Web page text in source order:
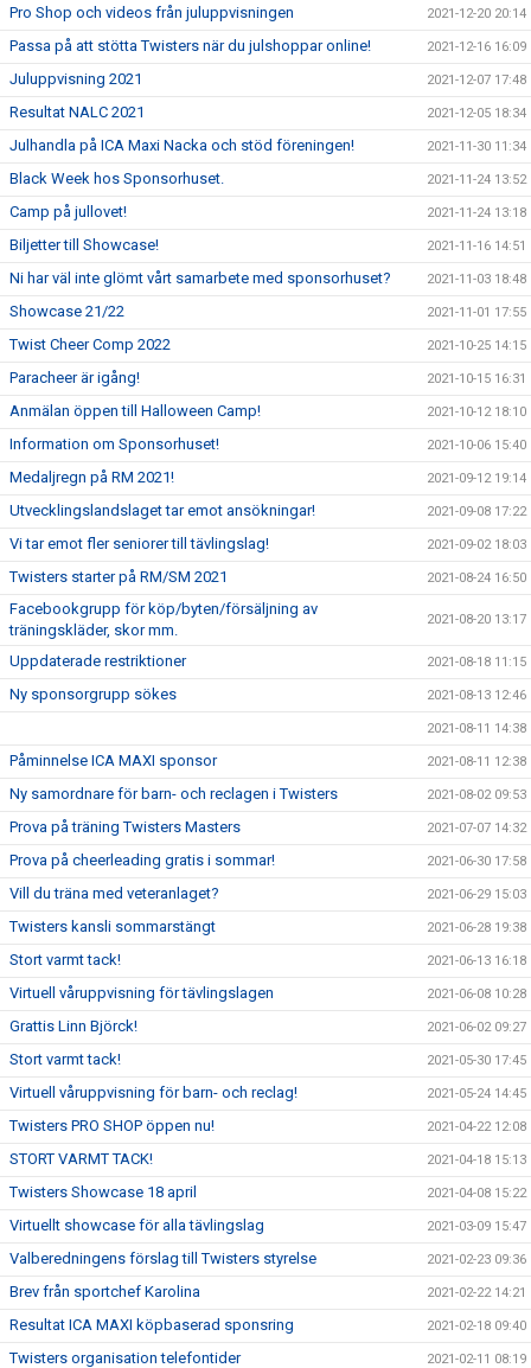
Pro Shop och videos från juluppvisningen 2021-12-20 20:14
Passa på att stötta Twisters när du julshoppar online! 2021-12-16 16:09
Juluppvisning 2021 2021-12-07 17:48
Resultat NALC 2021 2021-12-05 18:34
Julhandla på ICA Maxi Nacka och stöd föreningen! 2021-11-30 11:34
Black Week hos Sponsorhuset. 2021-11-24 13:52
Camp på jullovet! 2021-11-24 13:18
Biljetter till Showcase! 2021-11-16 14:51
Ni har väl inte glömt vårt samarbete med sponsorhuset? 2021-11-03 18:48
Showcase 21/22 2021-11-01 17:55
Twist Cheer Comp 2022 2021-10-25 14:15
Paracheer är igång! 2021-10-15 16:31
Anmälan öppen till Halloween Camp! 2021-10-12 18:10
Information om Sponsorhuset! 2021-10-06 15:40
Medaljregn på RM 2021! 2021-09-12 19:14
Utvecklingslandslaget tar emot ansökningar! 2021-09-08 17:22
Vi tar emot fler seniorer till tävlingslag! 2021-09-02 18:03
Twisters starter på RM/SM 2021 2021-08-24 16:50
Facebookgrupp för köp/byten/försäljning av
träningskläder, skor mm.
2021-08-20 13:17
Uppdaterade restriktioner 2021-08-18 11:15
Ny sponsorgrupp sökes 2021-08-13 12:46
2021-08-11 14:38
Påminnelse ICA MAXI sponsor 2021-08-11 12:38
Ny samordnare för barn- och reclagen i Twisters 2021-08-02 09:53
Prova på träning Twisters Masters 2021-07-07 14:32
Prova på cheerleading gratis i sommar! 2021-06-30 17:58
Vill du träna med veteranlaget? 2021-06-29 15:03
Twisters kansli sommarstängt 2021-06-28 19:38
Stort varmt tack! 2021-06-13 16:18
Virtuell våruppvisning för tävlingslagen 2021-06-08 10:28
Grattis Linn Björck! 2021-06-02 09:27
Stort varmt tack! 2021-05-30 17:45
Virtuell våruppvisning för barn- och reclag! 2021-05-24 14:45
Twisters PRO SHOP öppen nu! 2021-04-22 12:08
STORT VARMT TACK! 2021-04-18 15:13
Twisters Showcase 18 april 2021-04-08 15:22
Virtuellt showcase för alla tävlingslag 2021-03-09 15:47
Valberedningens förslag till Twisters styrelse 2021-02-23 09:36
Brev från sportchef Karolina 2021-02-22 14:21
Resultat ICA MAXI köpbaserad sponsring 2021-02-18 09:40
Twisters organisation telefontider 2021-02-11 08:19